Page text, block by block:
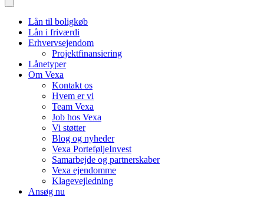
Lån til boligkøb
Lån i friværdi
Erhvervsejendom
Projektfinansiering
Lånetyper
Om Vexa
Kontakt os
Hvem er vi
Team Vexa
Job hos Vexa
Vi støtter
Blog og nyheder
Vexa PorteføljeInvest
Samarbejde og partnerskaber
Vexa ejendomme
Klagevejledning
Ansøg nu